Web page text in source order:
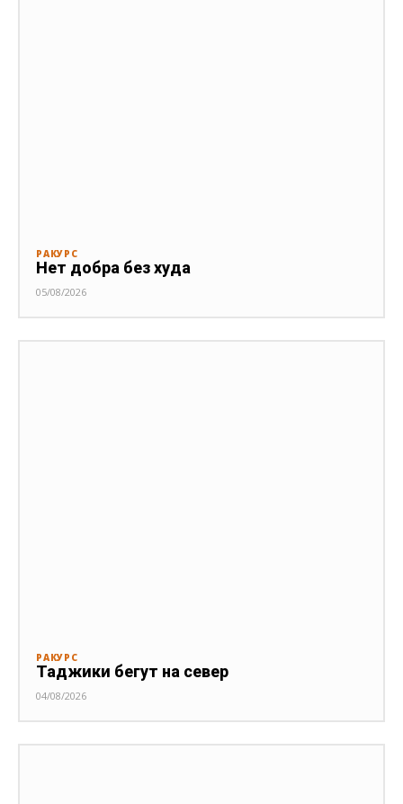
РАКУРС
Нет добра без худа
05/08/2026
РАКУРС
Таджики бегут на север
04/08/2026